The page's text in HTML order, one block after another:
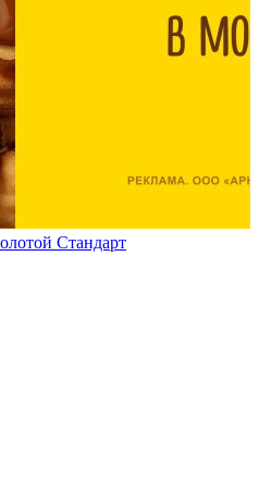
Стандарт